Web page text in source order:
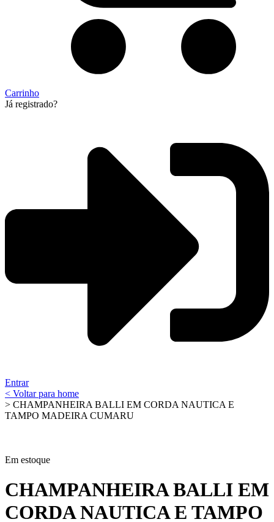
Carrinho
Já registrado?
Entrar
< Voltar para home
> CHAMPANHEIRA BALLI EM CORDA NAUTICA E
TAMPO MADEIRA CUMARU
Em estoque
CHAMPANHEIRA BALLI EM
CORDA NAUTICA E TAMPO